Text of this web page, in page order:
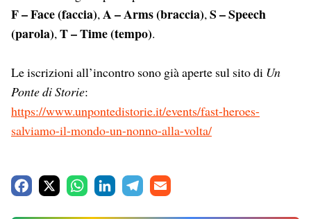
F – Face (faccia),A – Arms (braccia),S – Speech
(parola),T – Time (tempo).
Le iscrizioni all’incontro sono già aperte sul sito di Un
Ponte di Storie:
https://www.unpontedistorie.it/events/fast-heroes-
salviamo-il-mondo-un-nonno-alla-volta/